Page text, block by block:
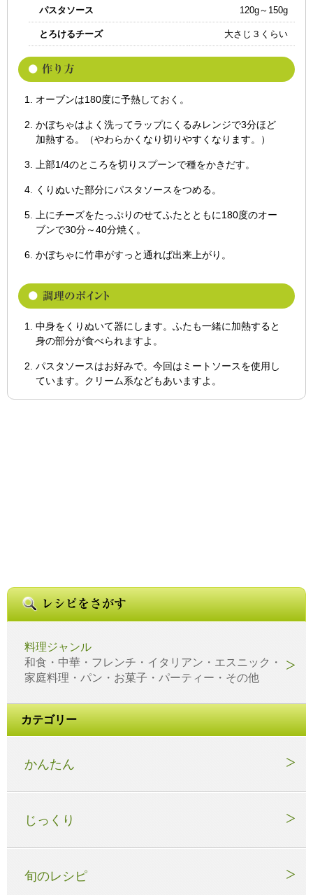
パスタソース 120g～150g
とろけるチーズ 大さじ３くらい
オーブンは180度に予熱しておく。
かぼちゃはよく洗ってラップにくるみレンジで3分ほど
加熱する。（やわらかくなり切りやすくなります。）
上部1/4のところを切りスプーンで種をかきだす。
くりぬいた部分にパスタソースをつめる。
上にチーズをたっぷりのせてふたとともに180度のオー
ブンで30分～40分焼く。
かぼちゃに竹串がすっと通れば出来上がり。
中身をくりぬいて器にします。ふたも一緒に加熱すると
身の部分が食べられますよ。
パスタソースはお好みで。今回はミートソースを使用し
ています。クリーム系などもあいますよ。
料理ジャンル
和食・中華・フレンチ・イタリアン・エスニック・
家庭料理・パン・お菓子・パーティー・その他
カテゴリー
かんたん
じっくり
旬のレシピ